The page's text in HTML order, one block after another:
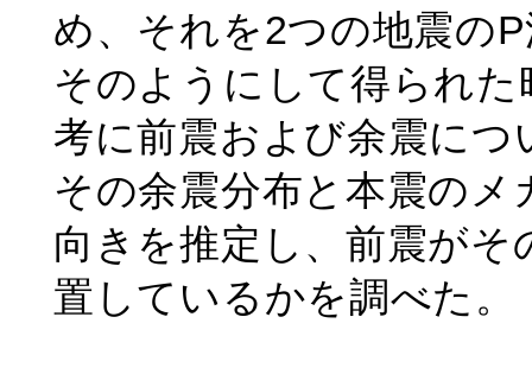
め、それを2つの地震の
そのようにして得られ
考に前震および余震に
その余震分布と本震の
向きを推定し、前震が
置しているかを調べた。